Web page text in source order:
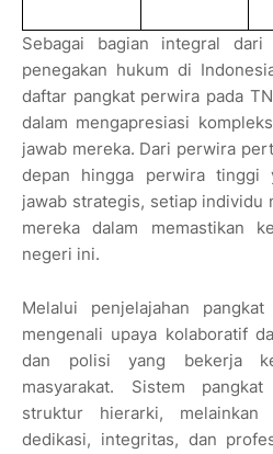
Sebagai bagian integral
penegakan hukum di
daftar pangkat perwira pada
dalam mengapresiasi
jawab mereka. Dari perwira
depan hingga perwira tinggi
jawab strategis, setiap individu
mereka dalam memastikan
negeri ini.
Melalui penjelajahan
mengenali upaya kolaboratif
dan polisi yang bekerja
masyarakat. Sistem
struktur hierarki,
dedikasi, integritas, dan